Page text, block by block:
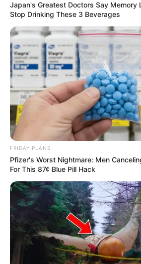
Email address:
Όλα τα κείμενα και οι εικόνες είναι
ΝΙΚΟΛΑΟΣ ΑΝΑΞΙΜΑΝΔΡΟΣ.
αναδημοσίευση και η τροποποίησή
γραπτή άδεια του δημιουργού τους. Με
Japan's Greatest Doctors Say Memory
Stop Drinking These 3 Beverages
FRIDAY PLANS
Pfizer's Worst Nightmare: Men
For This 87¢ Blue Pill Hack